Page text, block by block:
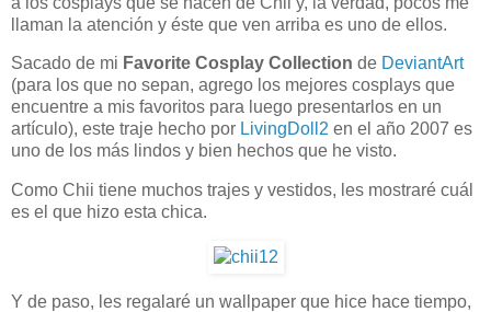
llaman la atención y éste que ven arriba es uno de ellos.
Sacado de mi Favorite Cosplay Collection de DeviantArt
(para los que no sepan, agrego los mejores cosplays que
encuentre a mis favoritos para luego presentarlos en un
artículo), este traje hecho por LivingDoll2 en el año 2007 es
uno de los más lindos y bien hechos que he visto.
Como Chii tiene muchos trajes y vestidos, les mostraré cuál
es el que hizo esta chica.
Y de paso, les regalaré un wallpaper que hice hace tiempo,